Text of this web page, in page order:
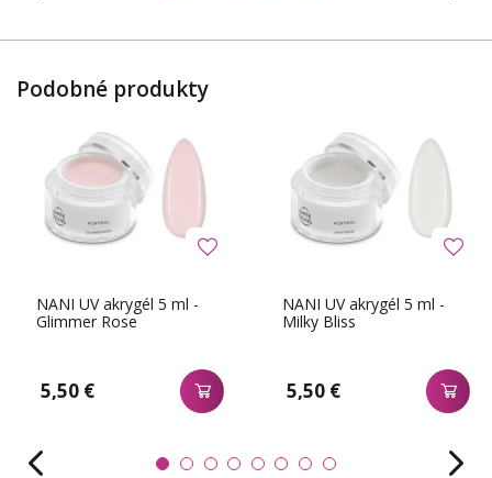
Podobné produkty
NANI UV akrygél 5 ml -
Glimmer Rose
5,50 €
NANI UV akrygél 5 ml -
Milky Bliss
5,50 €